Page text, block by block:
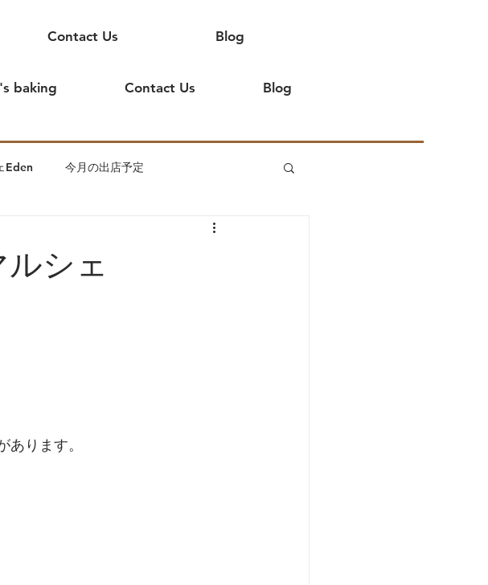
baking Contact Us Blog
Eden 今月の出店予定
シェ
ります。
Contact Us Blog